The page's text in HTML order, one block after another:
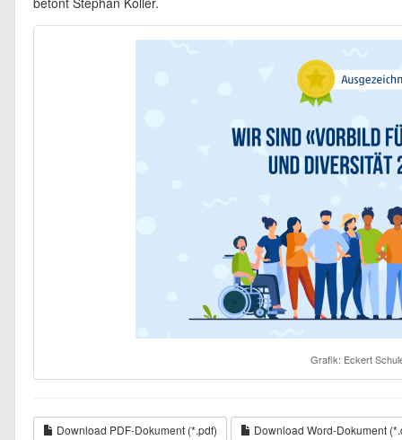
Grafik: Eckert
Download PDF-Dokument (*.pdf) Download Word-Dokument